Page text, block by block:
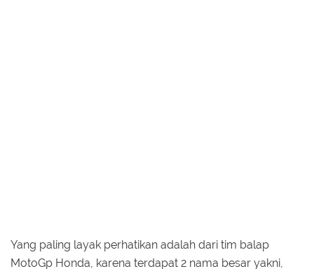
Yang paling layak perhatikan adalah dari tim balap
MotoGp Honda, karena terdapat 2 nama besar yakni,